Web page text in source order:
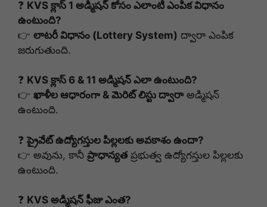
❓ KVS క్లాస్ 1 అడ్మిషన్ కోసం ఎలాంటి ఎంపిక విధానం
ఉంటుంది?
👉 లాటరీ విధానం (Lottery System) ద్వారా ఎంపిక
జరుగుతుంది.
❓ KVS క్లాస్ 6 & 11 అడ్మిషన్ ఎలా ఉంటుంది?
👉 ఖాళీల ఆధారంగా & మెరిట్ లిస్టు ద్వారాఅడ్మిషన్
ఉంటుంది.
❓ ప్రైవేట్ ఉద్యోగస్తుల పిల్లలకు అవకాశం ఉందా?
👉 అవును, కానీ ప్రాధాన్యతప్రభుత్వ ఉద్యోగస్తుల పిల్లలకు
ఉంటుంది.
❓ KVS అడ్మిషన్ ఫీజు ఎంత?